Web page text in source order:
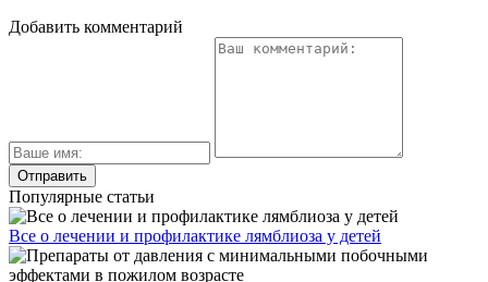
Добавить комментарий
Популярные статьи
Все о лечении и профилактике лямблиоза у детей